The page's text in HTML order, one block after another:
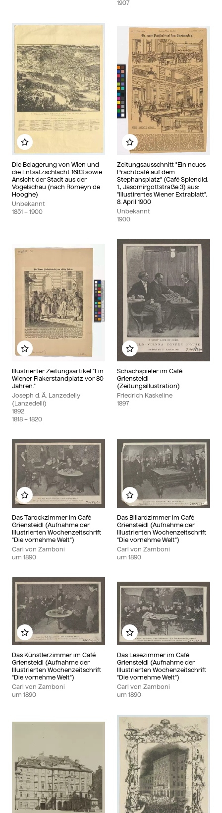
1907
Die Belagerung von Wien und
die Entsatzschlacht 1683 sowie
Ansicht der Stadt aus der
Vogelschau (nach Romeyn de
Hooghe)
Unbekannt
1851 – 1900
Zu meinem Album hinzufügen
Zeitungsausschnitt "Ein neues
Prachtcafé auf dem
Stephansplatz" (Café Splendid,
1., Jasomirgottstraße 3) aus:
"Illustirertes Wiener Extrablatt",
8. April 1900
Unbekannt
1900
Zu meinem Album
Illustrierter Zeitungsartikel "Ein
Wiener Fiakerstandplatz vor 80
Jahren."
Joseph d. Ä. Lanzedelly
(Lanzedelli)
1892
1818 – 1820
Zu meinem Album hinzufügen
Schachspieler im Café
Griensteidl
(Zeitungsillustration)
Friedrich Kaskeline
1897
Zu meinem Album
Das Tarockzimmer im Café
Griensteidl (Aufnahme der
Illustrierten Wochenzeitschrift
"Die vornehme Welt")
Carl von Zamboni
um 1890
Zu meinem Album hinzufügen
Das Billardzimmer im Café
Griensteidl (Aufnahme der
Illustrierten Wochenzeitschrift
"Die vornehme Welt")
Carl von Zamboni
um 1890
Zu meinem Album
Das Künstlerzimmer im Café
Griensteidl (Aufnahme der
Illustrierten Wochenzeitschrift
"Die vornehme Welt")
Carl von Zamboni
um 1890
Zu meinem Album hinzufügen
Das Lesezimmer im Café
Griensteidl (Aufnahme der
Illustrierten Wochenzeitschrift
"Die vornehme Welt")
Carl von Zamboni
um 1890
Zu meinem Album